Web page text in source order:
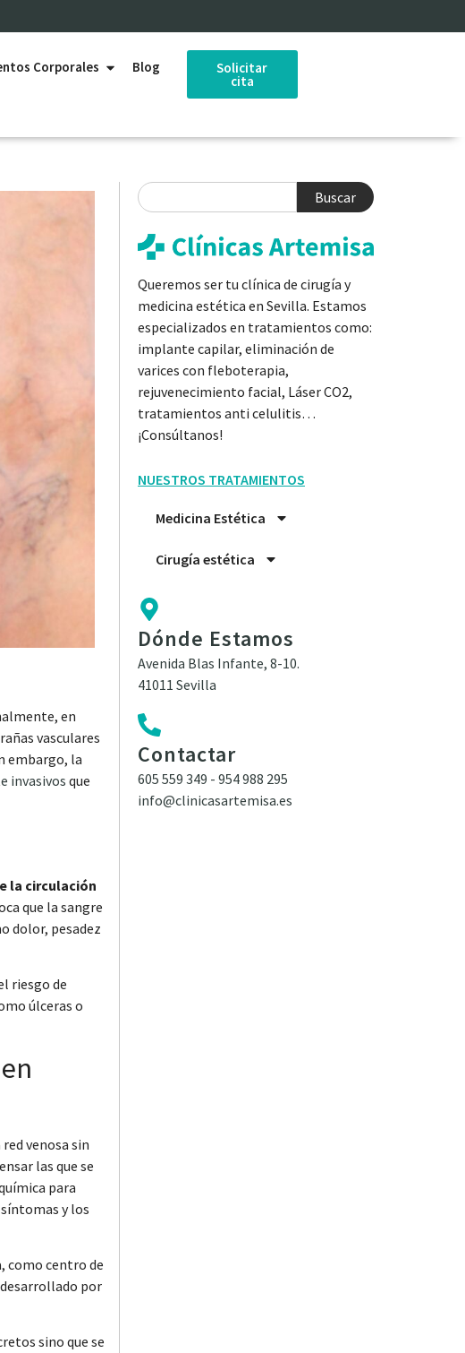
Corporales Blog Solicitar
cita
en
vasculares
embargo, la
invasivosque
la circulación
que la sangre
dolor, pesadez
riesgo de
úlceras o
venosa sin
las que se
para
y los
como centro de
por
sino que se
Buscar
Queremos ser tu clínica de cirugía y
medicina estética en Sevilla. Estamos
especializados en tratamientos como:
implante capilar, eliminación de
varices con fleboterapia,
rejuvenecimiento facial, Láser CO2,
tratamientos anti celulitis…
¡Consúltanos!
NUESTROS TRATAMIENTOS
Medicina Estética
Cirugía estética
Dónde Estamos
Avenida Blas Infante, 8-10.
41011 Sevilla
Contactar
605 559 349 - 954 988 295
info@clinicasartemisa.es